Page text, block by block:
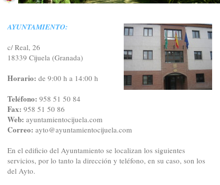
AYUNTAMIENTO:
c/ Real, 26
18339 Cijuela (Granada)
Horario: de 9:00 h a 14:00 h
Teléfono: 958 51 50 84
Fax: 958 51 50 86
Web: ayuntamientocijuela.com
Correo: ayto@ayuntamientocijuela.com
En el edificio del Ayuntamiento se localizan los siguientes
servicios, por lo tanto la dirección y teléfono, en su caso, son los
del Ayto.